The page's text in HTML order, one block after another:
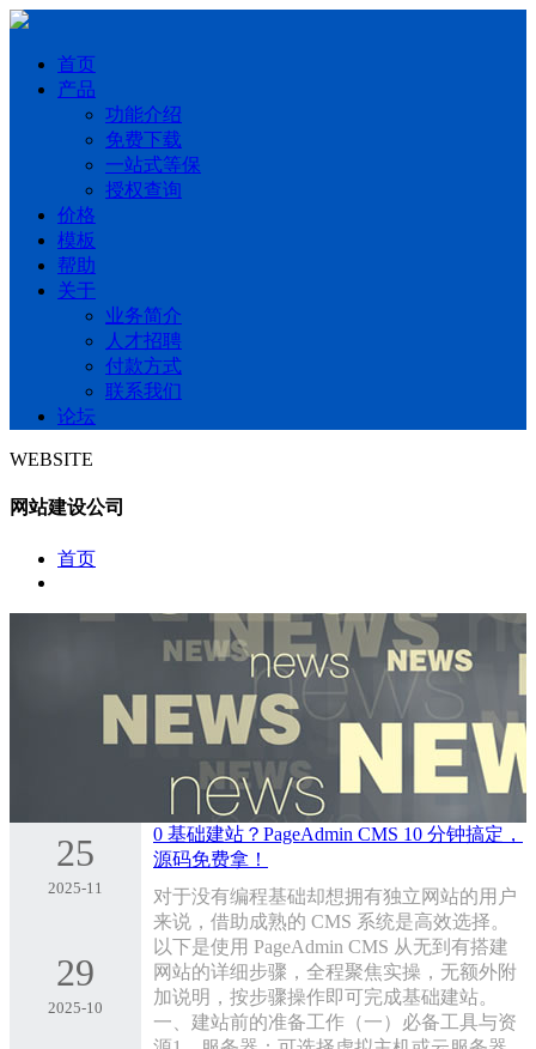
首页
产品
功能介绍
免费下载
一站式等保
授权查询
价格
模板
帮助
关于
业务简介
人才招聘
付款方式
联系我们
论坛
WEBSITE
网站建设公司
首页
25
2025-11
0 基础建站？PageAdmin CMS 10 分钟搞定，
源码免费拿！
对于没有编程基础却想拥有独立网站的用户
来说，借助成熟的 CMS 系统是高效选择。
以下是使用 PageAdmin CMS 从无到有搭建
网站的详细步骤，全程聚焦实操，无额外附
加说明，按步骤操作即可完成基础建站。
一、建站前的准备工作（一）必备工具与资
29
2025-10